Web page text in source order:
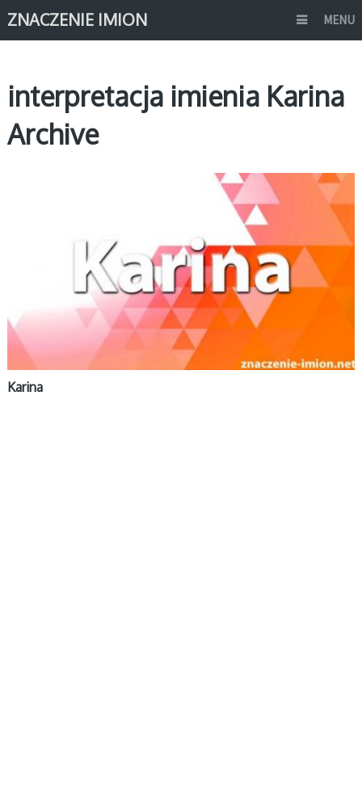
ZNACZENIE IMION MENU
interpretacja imienia Karina
Archive
Karina